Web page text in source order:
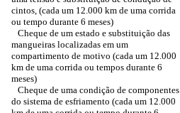
cintos, (cada um 12.000 km de uma corrida
ou tempo durante 6 meses)
Cheque de um estado e substituição das
mangueiras localizadas em um
compartimento de motivo (cada um 12.000
km de uma corrida ou tempos durante 6
meses)
Cheque de uma condição de componentes
do sistema de esfriamento (cada um 12.000